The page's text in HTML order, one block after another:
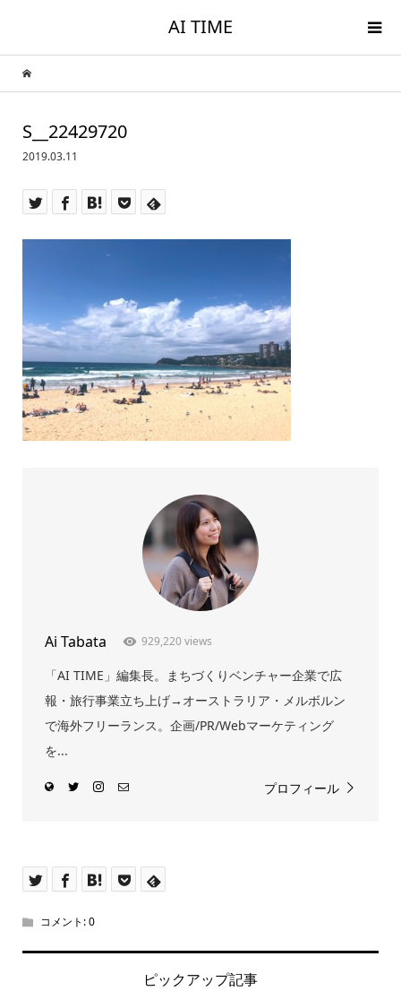
AI TIME
S__22429720
2019.03.11
Ai Tabata 929,220 views
「AI TIME」編集長。まちづくりベンチャー企業で広
報・旅行事業立ち上げ→オーストラリア・メルボルン
で海外フリーランス。企画/PR/Webマーケティング
を...
プロフィール
コメント:0
ピックアップ記事